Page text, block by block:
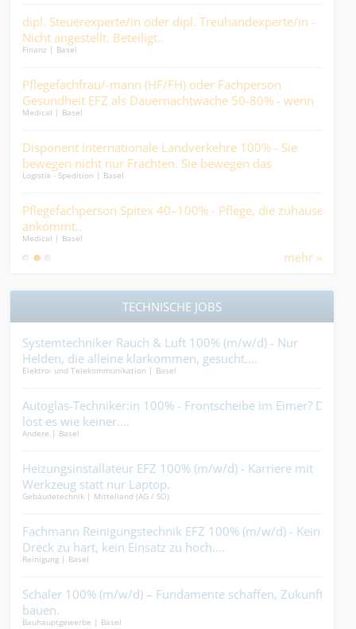
dipl. Steuerexperte/in oder dipl. Treuhandexperte/in -
Nicht angestellt. Beteiligt..
Finanz | Basel
Pflegefachfrau/-mann (HF/FH) oder Fachperson
Gesundheit EFZ als Dauernachtwache 50-80% - wenn
andere schlafen, werden Sie zum wichtigsten Menschen
Medical | Basel
Disponent internationale Landverkehre 100% - Sie
bewegen nicht nur Frachten. Sie bewegen das
Geschäft....
Logistik - Spedition | Basel
Pflegefachperson Spitex 40–100% - Pflege, die zuhause
ankommt..
Medical | Basel
mehr »
TECHNISCHE JOBS
Systemtechniker Rauch & Luft 100% (m/w/d) - Nur
Helden, die alleine klarkommen, gesucht....
Elektro- und Telekommunikation | Basel
Autoglas-Techniker:in 100% - Frontscheibe im Eimer? Du
löst es wie keiner....
Andere | Basel
Heizungsinstallateur EFZ 100% (m/w/d) - Karriere mit
Werkzeug statt nur Laptop.
Gebäudetechnik | Mittelland (AG / SO)
Fachmann Reinigungstechnik EFZ 100% (m/w/d) - Kein
Dreck zu hart, kein Einsatz zu hoch....
Reinigung | Basel
Schaler 100% (m/w/d) – Fundamente schaffen, Zukunft
bauen.
Bauhauptgewerbe | Basel